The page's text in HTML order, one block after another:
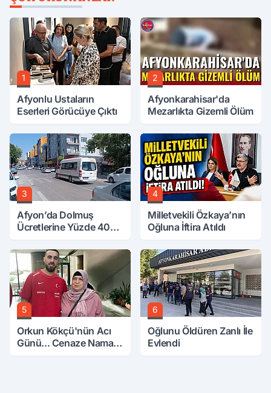
1
Afyonlu Ustaların
Eserleri Görücüye Çıktı
2
Afyonkarahisar'da
Mezarlıkta Gizemli Ölüm
3
Afyon’da Dolmuş
Ücretlerine Yüzde 40
4
Milletvekili Özkaya’nın
Oğluna İftira Atıldı
5
Orkun Kökçü'nün Acı
Günü... Cenaze Namazı
6
Oğlunu Öldüren Zanlı İle
Evlendi